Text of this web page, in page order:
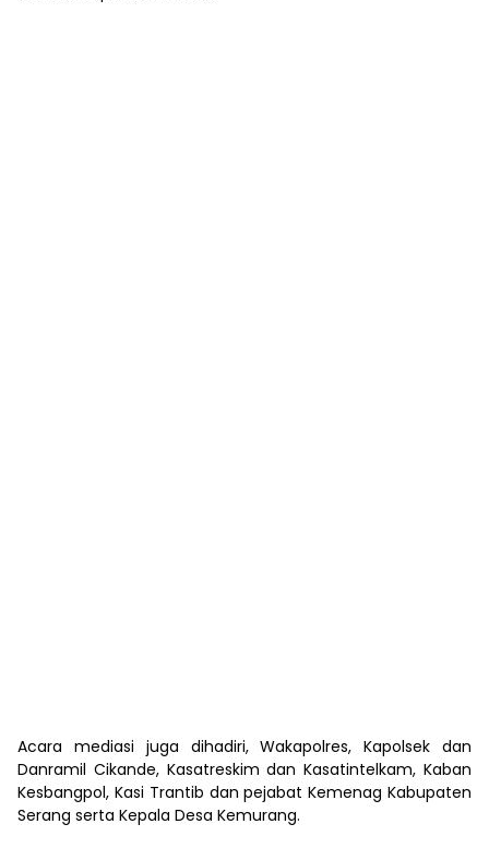
Acara mediasi juga dihadiri, Wakapolres, Kapolsek dan
Danramil Cikande, Kasatreskim dan Kasatintelkam, Kaban
Kesbangpol, Kasi Trantib dan pejabat Kemenag Kabupaten
Serang serta Kepala Desa Kemurang.